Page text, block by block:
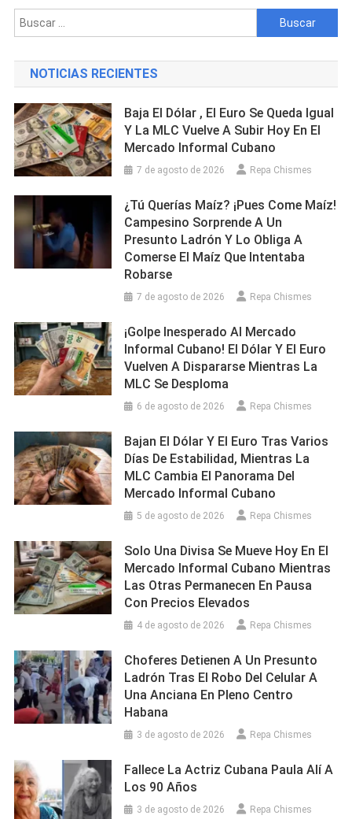
Esposa
De
Accidente
Buscar:
NOTICIAS RECIENTES
Baja El Dólar , El Euro Se Queda Igual
Y La MLC Vuelve A Subir Hoy En El
Mercado Informal Cubano
7 de agosto de 2026 Repa Chismes
¿Tú Querías Maíz? ¡Pues Come Maíz!
Campesino Sorprende A Un
Presunto Ladrón Y Lo Obliga A
Comerse El Maíz Que Intentaba
Robarse
7 de agosto de 2026 Repa Chismes
¡Golpe Inesperado Al Mercado
Informal Cubano! El Dólar Y El Euro
Vuelven A Dispararse Mientras La
MLC Se Desploma
6 de agosto de 2026 Repa Chismes
Bajan El Dólar Y El Euro Tras Varios
Días De Estabilidad, Mientras La
MLC Cambia El Panorama Del
Mercado Informal Cubano
5 de agosto de 2026 Repa Chismes
Solo Una Divisa Se Mueve Hoy En El
Mercado Informal Cubano Mientras
Las Otras Permanecen En Pausa
Con Precios Elevados
4 de agosto de 2026 Repa Chismes
Choferes Detienen A Un Presunto
Ladrón Tras El Robo Del Celular A
Una Anciana En Pleno Centro
Habana
3 de agosto de 2026 Repa Chismes
Fallece La Actriz Cubana Paula Alí A
Los 90 Años
3 de agosto de 2026 Repa Chismes